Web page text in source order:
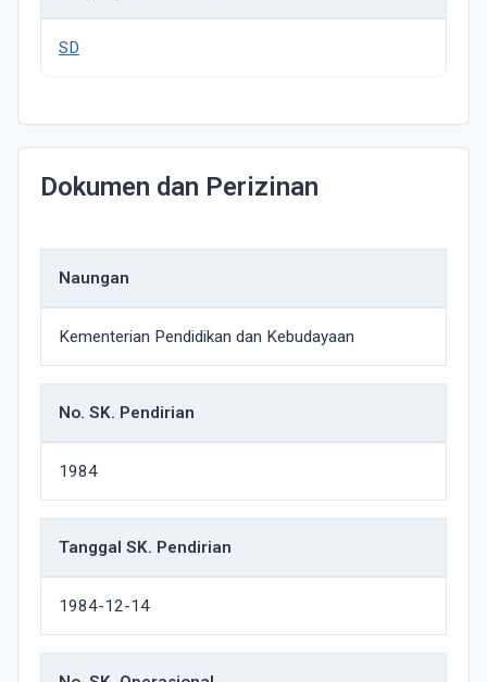
SD
Dokumen dan Perizinan
Naungan
Kementerian Pendidikan dan Kebudayaan
No. SK. Pendirian
1984
Tanggal SK. Pendirian
1984-12-14